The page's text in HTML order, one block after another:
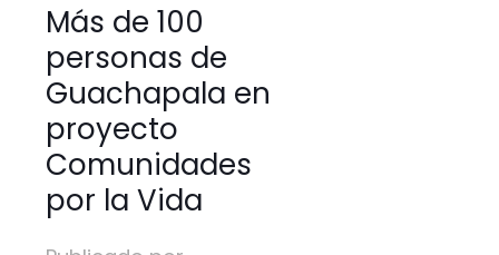
Más de 100
personas de
Guachapala en
proyecto
Comunidades
por la Vida